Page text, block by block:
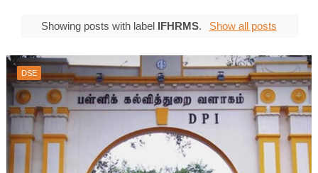
Showing posts with label IFHRMS. Show all posts
DSE